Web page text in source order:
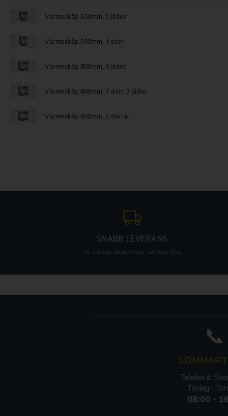
Värmeskåp 500mm, 3 lådor
Värmeskåp 500mm, 1 dörr
Värmeskåp 800mm, 6 lådor
Värmeskåp 800mm, 1 dörr, 3 lådor
Värmeskåp 800mm, 2 dörrar
SNABB LEVERANS
Vi skickar lagervaror samma dag
📞
Telefon &
Tisdag -
08:00 -